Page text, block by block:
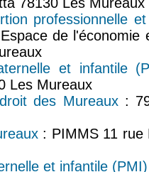
professionnelle
de l'économie
et infantile
Les Mureaux
des Mureaux: 79
: PIMMS 11 rue
et infantile